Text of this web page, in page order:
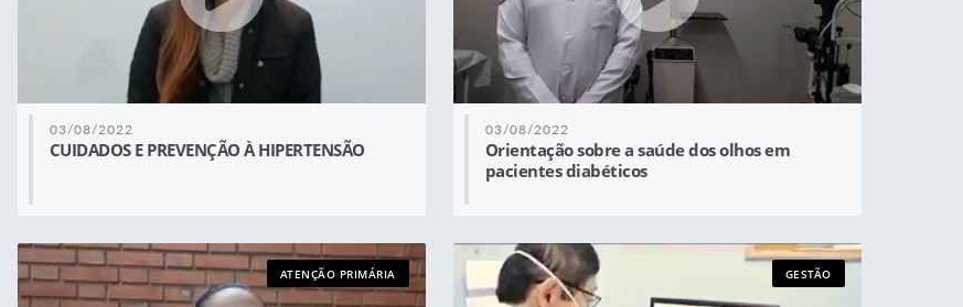
03/08/2022
CUIDADOS E PREVENÇÃO À HIPERTENSÃO
03/08/2022
Orientação sobre a saúde dos olhos em
pacientes diabéticos
ATENÇÃO PRIMÁRIA GESTÃO